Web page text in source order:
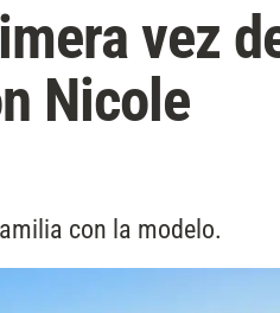
vez
Nicole
con la modelo.